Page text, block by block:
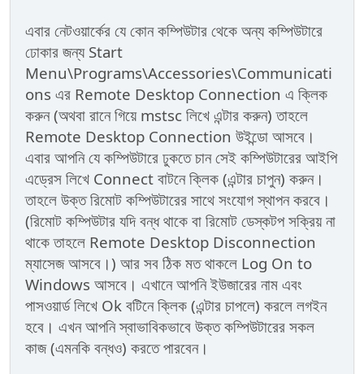
এবার নেটওয়ার্কের যে কোন কম্পিউটার থেকে অন্য কম্পিউটারে
ঢোকার জন্য Start
Menu\Programs\Accessories\Communicati
ons এর Remote Desktop Connection এ ক্লিক
করুন (অথবা রানে গিয়ে mstsc লিখে এন্টার করুন) তাহলে
Remote Desktop Connection উইন্ডো আসবে।
এবার আপনি যে কম্পিউটারে ঢুকতে চান সেই কম্পিউটারের আইপি
এড্রেস লিখে Connect বাটনে ক্লিক (এন্টার চাপুন) করুন।
তাহলে উক্ত রিমোট কম্পিউটারের সাথে সংযোগ স্থাপন করবে।
(রিমোট কম্পিউটার যদি বন্ধ থাকে বা রিমোট ডেস্কটপ সক্রিয় না
থাকে তাহলে Remote Desktop Disconnection
ম্যাসেজ আসবে।) আর সব ঠিক মত থাকলে Log On to
Windows আসবে। এখানে আপনি ইউজারের নাম এবং
পাসওয়ার্ড লিখে Ok বটিনে ক্লিক (এন্টার চাপলে) করলে লগইন
হবে। এখন আপনি স্বাভাবিকভাবে উক্ত কম্পিউটারের সকল
কাজ (এমনকি বন্ধও) করতে পারবেন।